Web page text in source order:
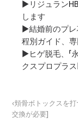
▶ リジュラン
します
▶結婚前のプ
程別ガイド、
▶ ヒゲ脱毛、「
クスプロプラ
‹頬骨ボトックスを
交換が必要]